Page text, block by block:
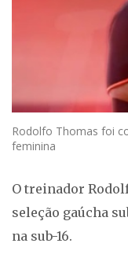
Rodolfo Thomas foi
feminina
O treinador
seleção gaúcha
na sub-16.